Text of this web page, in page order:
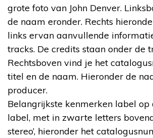
grote foto van John Denver.
de naam eronder. Rechts
links ervan aanvullende
tracks. De credits staan onder de
Rechtsboven vind je het
titel en de naam. Hieronder de
producer.
Belangrijkste kenmerken label op
label, met in zwarte letters
stereo’, hieronder het